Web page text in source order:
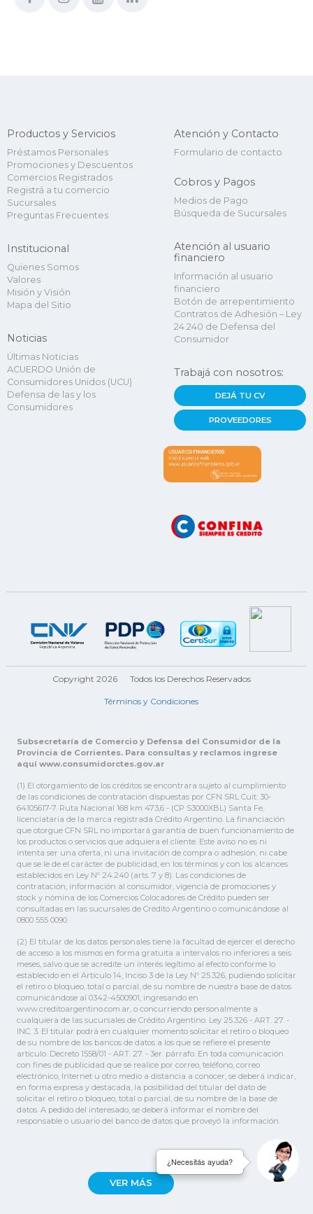
Productos y Servicios
Préstamos Personales
Promociones y Descuentos
Comercios Registrados
Registrá a tu comercio
Sucursales
Preguntas Frecuentes
Institucional
Quienes Somos
Valores
Misión y Visión
Mapa del Sitio
Noticias
Últimas Noticias
ACUERDO Unión de
Consumidores Unidos (UCU)
Defensa de las y los
Consumidores
Atención y Contacto
Formulario de contacto
Cobros y Pagos
Medios de Pago
Búsqueda de Sucursales
Atención al usuario
financiero
Información al usuario
financiero
Botón de arrepentimiento
Contratos de Adhesión – Ley
24.240 de Defensa del
Consumidor
Trabajá con nosotros:
DEJÁ TU CV
PROVEEDORES
Copyright 2026 Todos los Derechos Reservados
Términos y Condiciones
Subsecretaría de Comercio y Defensa del Consumidor de la
Provincia de Corrientes. Para consultas y reclamos ingrese
aquí www.consumidorctes.gov.ar
(1) El otorgamiento de los créditos se encontrara sujeto al cumplimiento
de las condiciones de contratación dispuestas por CFN SRL Cuit: 30-
64105617-7. Ruta Nacional 168 km 473,6 - (CP S3000XBL) Santa Fe,
licenciataria de la marca registrada Crédito Argentino. La financiación
que otorgue CFN SRL no importará garantía de buen funcionamiento de
los productos o servicios que adquiera el cliente. Este aviso no es ni
intenta ser una oferta, ni una invitación de compra o adhesión, ni cabe
que se le de el carácter de publicidad, en los términos y con los alcances
establecidos en Ley Nº 24.240 (arts. 7 y 8). Las condiciones de
contratación, información al consumidor, vigencia de promociones y
stock y nómina de los Comercios Colocadores de Crédito pueden ser
consultadas en las sucursales de Crédito Argentino o comunicándose al
0800 555 0090.
(2) El titular de los datos personales tiene la facultad de ejercer el derecho
de acceso a los mismos en forma gratuita a intervalos no inferiores a seis
meses, salvo que se acredite un interés legítimo al efecto conforme lo
establecido en el Artículo 14, Inciso 3 de la Ley Nº 25.326, pudiendo solicitar
el retiro o bloqueo, total o parcial, de su nombre de nuestra base de datos
comunicándose al 0342-4500901, ingresando en
www.creditoargentino.com.ar, o concurriendo personalmente a
cualquiera de las sucursales de Crédito Argentino. Ley 25.326 - ART. 27. -
INC. 3. El titular podrá en cualquier momento solicitar el retiro o bloqueo
de su nombre de los bancos de datos a los que se refiere el presente
artículo. Decreto 1558/01 - ART. 27. - 3er. párrafo. En toda comunicación
con fines de publicidad que se realice por correo, teléfono, correo
electrónico, Internet u otro medio a distancia a conocer, se deberá indicar,
en forma expresa y destacada, la posibilidad del titular del dato de
solicitar el retiro o bloqueo, total o parcial, de su nombre de la base de
datos. A pedido del interesado, se deberá informar el nombre del
responsable o usuario del banco de datos que proveyó la información.
VER MÁS
¿Necesitás ayuda?